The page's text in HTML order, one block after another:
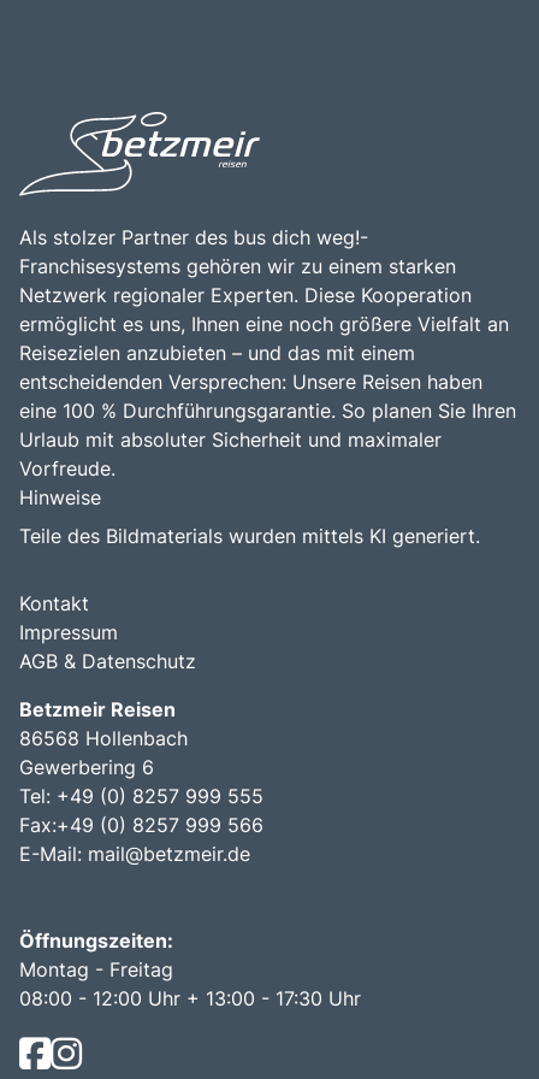
Möglichkeit, die lokale Kultur zu entdecken, macht die
Kölnbreinsperre zu einem unvergesslichen Ziel für
Reisende.
die die Faszination dieser einzigartigen Region entdecken
möchten.
Als stolzer Partner des bus dich weg!-
Franchisesystems gehören wir zu einem starken
Netzwerk regionaler Experten. Diese Kooperation
ermöglicht es uns, Ihnen eine noch größere Vielfalt an
Reisezielen anzubieten – und das mit einem
entscheidenden Versprechen: Unsere Reisen haben
eine 100 % Durchführungsgarantie. So planen Sie Ihren
Urlaub mit absoluter Sicherheit und maximaler
Vorfreude.
Hinweise
Teile des Bildmaterials wurden mittels KI generiert.
Kontakt
Impressum
AGB & Datenschutz
Betzmeir Reisen
86568 Hollenbach
Gewerbering 6
Tel: +49 (0) 8257 999 555
Fax:+49 (0) 8257 999 566
E-Mail: mail@betzmeir.de
Öffnungszeiten:
Montag - Freitag
08:00 - 12:00 Uhr + 13:00 - 17:30 Uhr